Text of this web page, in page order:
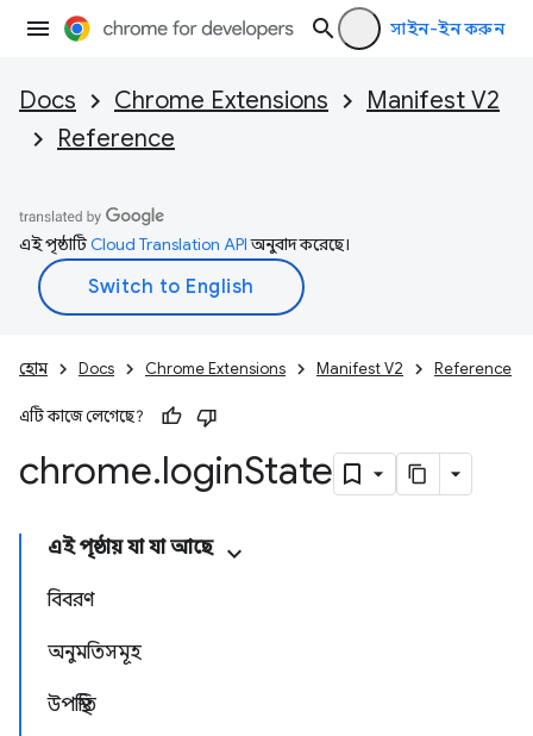
সাইন-ইন করুন
Docs Chrome Extensions
Manifest V2
Reference
এই পৃষ্ঠাটিCloud Translation APIঅনুবাদ করেছে।
হোম Docs Chrome Extensions Manifest V2 Reference
এটি কাজে লেগেছে?
chrome.loginState
এই পৃষ্ঠায় যা যা আছে
বিবরণ
অনুমতিসমূহ
উপস্থিতি